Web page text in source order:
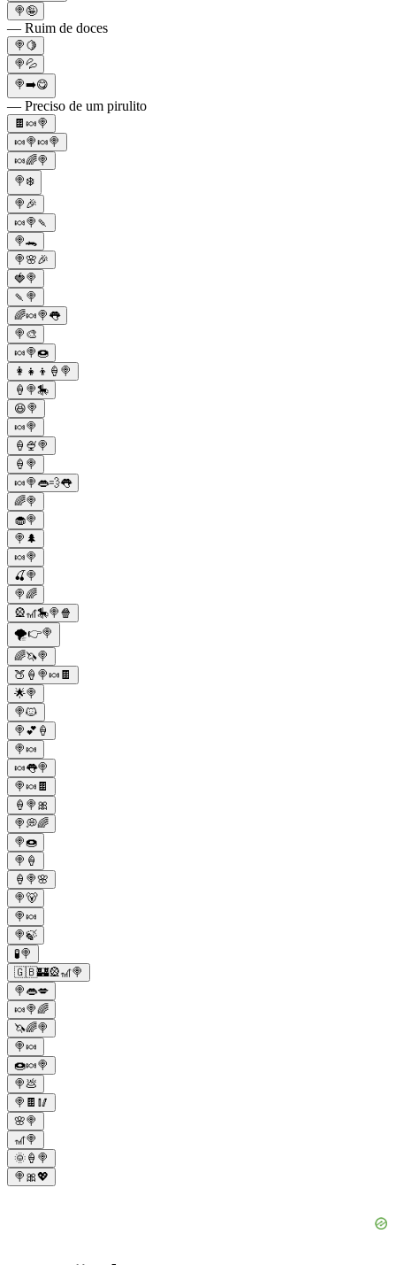
🍭🤪
— Ruim de doces
🍭🍋
🍭💦
🍭➡️😋
— Preciso de um pirulito
🍫🍬🍭
🍬🍭🍬🍭
🍬🌈🍭
🍭❄️
🍭🎉
🍬🍭🍡
🍭🐊
🍭🌸🎉
🍓🍭
🍡🍭
🌈🍬🍭👅
🍭🎨
🍬🍭🍩
👩‍👧‍👦🍦🍭
🍦🍭🎠
😆🍭
🍬🍭
🍦🍨🍭
🍦🍭
🍬🍭👄💨👅
🌈🍭
🧁🍭
🍭🌲
🍬🍭
🍒🍭
🍭🌈
🎡🎢🎠🍭🍿
🌪️👉🍭
🌈🦄🍭
🍑🍦🍭🍬🍫
🌟🍭
🍭🐱
🍭💕🍦
🍭🍬
🍬👅🍭
🍭🍬🍫
🍦🍭🎀
🍭💭🌈
🍭🍩
🍭🍦
🍦🍭🌸
🍭🐻
🍭🍬
🍭🍃
🧪🍭
🇬🇧🏰🎡🎢🍭
🍭👄💋
🍬🍭🌈
🦄🌈🍭
🍭🍬
🍩🍬🍭
🍭💩
🍭🍫🥢
🌸🍭
🎢🍭
🌞🍦🍭
🍭🎀💖